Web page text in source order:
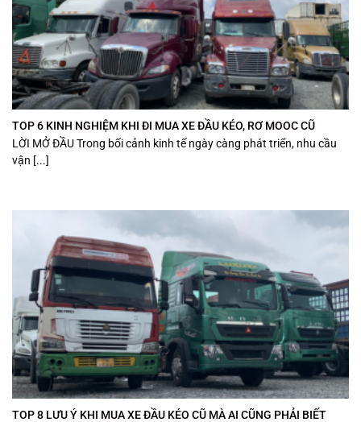
TOP 6 KINH NGHIỆM KHI ĐI MUA XE ĐẦU KÉO, RƠ MOOC CŨ
LỜI MỞ ĐẦU Trong bối cảnh kinh tế ngày càng phát triển, nhu cầu
vận [...]
TOP 8 LƯU Ý KHI MUA XE ĐẦU KÉO CŨ MÀ AI CŨNG PHẢI BIẾT